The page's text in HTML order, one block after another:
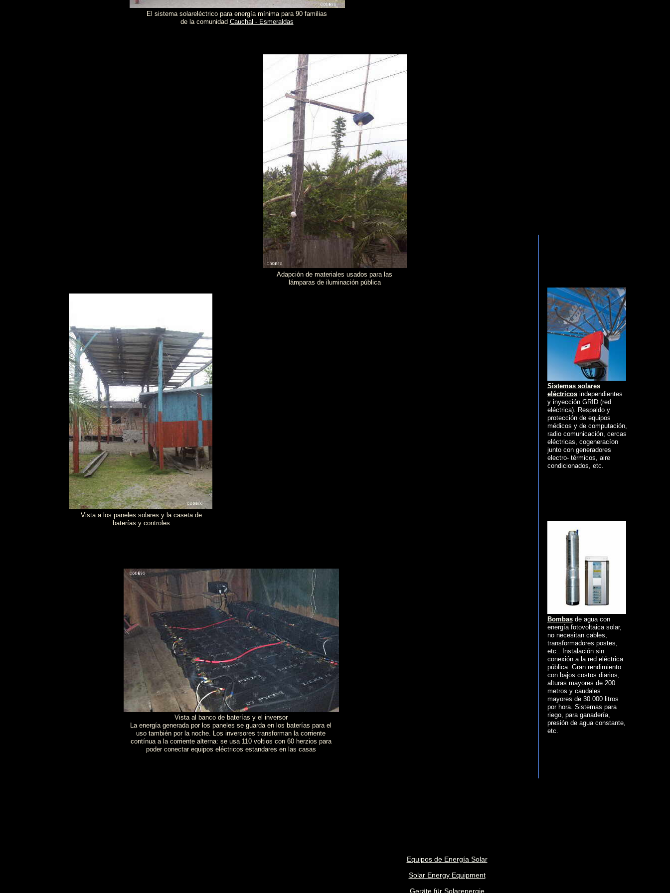
El sistema solareléctrico para energía mínima para 90 familias
de la comunidad Cauchal - Esmeraldas
Adapción de materiales usados para las
lámparas de iluminación pública
Vista a los paneles solares y la caseta de
baterías y controles
Vista al banco de baterías y el inversor
La energía generada por los paneles se guarda en los baterías para el
uso también por la noche. Los inversores transforman la corriente
contínua a la corriente alterna: se usa 110 voltios con 60 herzios para
poder conectar equipos eléctricos estandares en las casas
Equipos de Energía Solar
Solar Energy Equipment
Geräte für Solarenergie
Sistemas solares
eléctricos independientes
y inyección GRID (red
eléctrica). Respaldo y
protección de equipos
médicos y de computación,
radio comunicación, cercas
eléctricas, cogeneracíon
junto con generadores
electro- térmicos, aire
condicionados, etc.
Bombasde agua con
energía fotovoltaica solar,
no necesitan cables,
transformadores postes,
etc.. Instalación sin
conexión a la red eléctrica
pública. Gran rendimiento
con bajos costos diarios,
alturas mayores de 200
metros y caudales
mayores de 30.000 litros
por hora. Sistemas para
riego, para ganadería,
presión de agua constante,
etc.